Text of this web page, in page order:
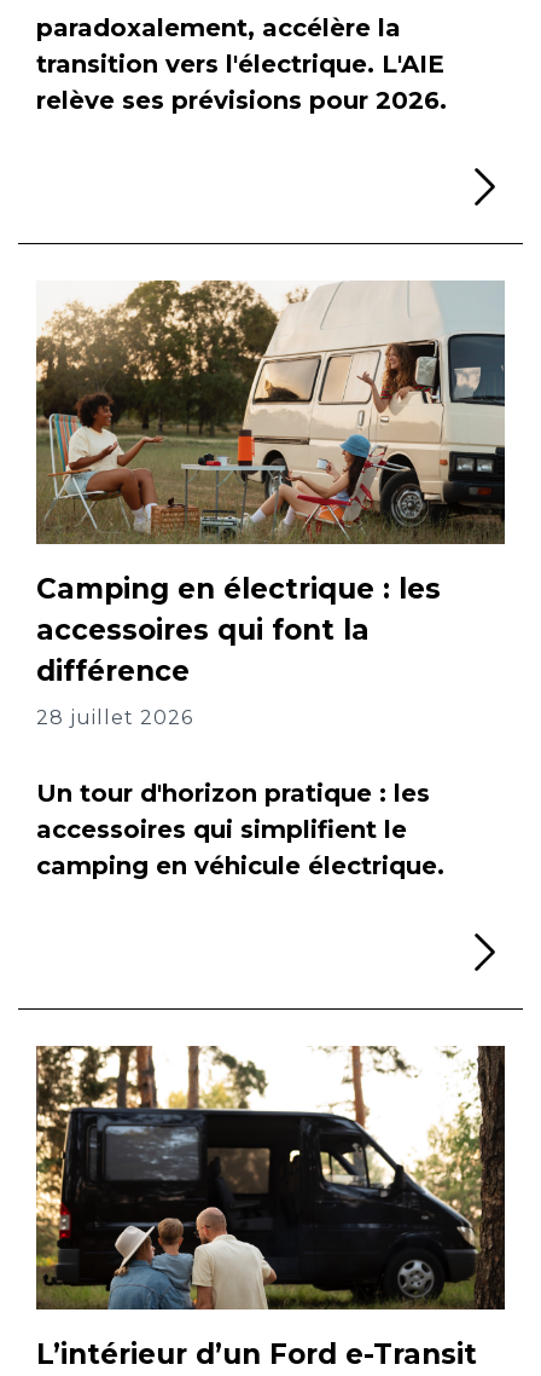
paradoxalement, accélère la
transition vers l'électrique. L'AIE
relève ses prévisions pour 2026.
Camping en électrique : les
accessoires qui font la
différence
28 juillet 2026
Un tour d'horizon pratique : les
accessoires qui simplifient le
camping en véhicule électrique.
L’intérieur d’un Ford e-Transit